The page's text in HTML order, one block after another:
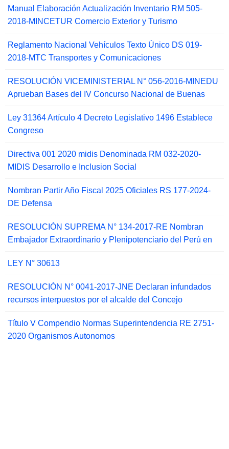
Manual Elaboración Actualización Inventario RM 505-
2018-MINCETUR Comercio Exterior y Turismo
Reglamento Nacional Vehículos Texto Único DS 019-
2018-MTC Transportes y Comunicaciones
RESOLUCIÓN VICEMINISTERIAL N° 056-2016-MINEDU
Aprueban Bases del IV Concurso Nacional de Buenas
Ley 31364 Artículo 4 Decreto Legislativo 1496 Establece
Congreso
Directiva 001 2020 midis Denominada RM 032-2020-
MIDIS Desarrollo e Inclusion Social
Nombran Partir Año Fiscal 2025 Oficiales RS 177-2024-
DE Defensa
RESOLUCIÓN SUPREMA N° 134-2017-RE Nombran
Embajador Extraordinario y Plenipotenciario del Perú en
LEY N° 30613
RESOLUCIÓN N° 0041-2017-JNE Declaran infundados
recursos interpuestos por el alcalde del Concejo
Título V Compendio Normas Superintendencia RE 2751-
2020 Organismos Autonomos